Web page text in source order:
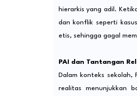
hierarkis yang adil.
dan konflik seperti
etis, sehingga gagal
PAI dan Tantangan
Dalam konteks sekolah,
realitas menunjukkan